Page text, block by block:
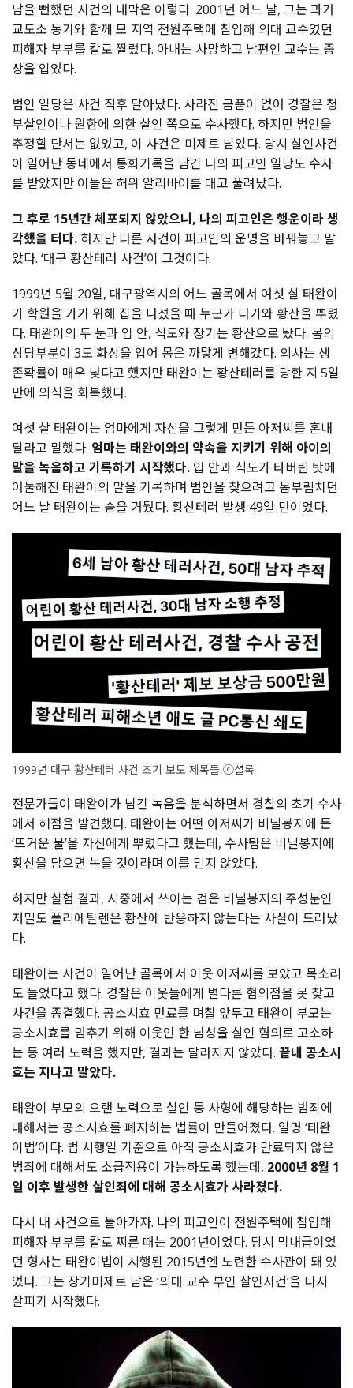
남을 뻔했던 사건의 내막은 이렇다. 2001년 어느 날, 그는 과거
교도소 동기와 함께 모 지역 전원주택에 침입해 의대 교수였던
피해자 부부를 칼로 찔렀다. 아내는 사망하고 남편인 교수는 중
상을 입었다.
범인 일당은 사건 직후 달아났다. 사라진 금품이 없어 경찰은 청
부살인이나 원한에 의한 살인 쪽으로 수사했다. 하지만 범인을
추정할 단서는 없었고, 이 사건은 미제로 남았다. 당시 살인사건
이 일어난 동네에서 통화기록을 남긴 나의 피고인 일당도 수사
를 받았지만 이들은 허위 알리바이를 대고 풀려났다.
그 후로 15년간 체포되지 않았으니, 나의 피고인은 행운이라 생
각했을 터다. 하지만 다른 사건이 피고인의 운명을 바꿔놓고 말
았다. ‘대구 황산테러 사건’이 그것이다.
1999년 5월 20일, 대구광역시의 어느 골목에서 여섯 살 태완이
가 학원을 가기 위해 집을 나섰을 때 누군가 다가와 황산을 뿌렸
다. 태완이의 두 눈과 입 안, 식도와 장기는 황산으로 탔다. 몸의
상당부분이 3도 화상을 입어 몸은 까맣게 변해갔다. 의사는 생
존확률이 매우 낮다고 했지만 태완이는 황산테러를 당한 지 5일
만에 의식을 회복했다.
여섯 살 태완이는 엄마에게 자신을 그렇게 만든 아저씨를 혼내
달라고 말했다. 엄마는 태완이와의 약속을 지키기 위해 아이의
말을 녹음하고 기록하기 시작했다. 입 안과 식도가 타버린 탓에
어눌해진 태완이의 말을 기록하며 범인을 찾으려고 몸부림치던
어느 날 태완이는 숨을 거뒀다. 황산테러 발생 49일 만이었다.
1999년 대구 황산테러 사건 초기 보도 제목들 ⓒ셜록
전문가들이 태완이가 남긴 녹음을 분석하면서 경찰의 초기 수사
에서 허점을 발견했다. 태완이는 어떤 아저씨가 비닐봉지에 든
‘뜨거운 물’을 자신에게 뿌렸다고 했는데, 수사팀은 비닐봉지에
황산을 담으면 녹을 것이라며 이를 믿지 않았다.
하지만 실험 결과, 시중에서 쓰이는 검은 비닐봉지의 주성분인
저밀도 폴리에틸렌은 황산에 반응하지 않는다는 사실이 드러났
다.
태완이는 사건이 일어난 골목에서 이웃 아저씨를 보았고 목소리
도 들었다고 했다. 경찰은 이웃들에게 별다른 혐의점을 못 찾고
사건을 종결했다. 공소시효 만료를 며칠 앞두고 태완이 부모는
공소시효를 멈추기 위해 이웃인 한 남성을 살인 혐의로 고소하
는 등 여러 노력을 했지만, 결과는 달라지지 않았다. 끝내 공소시
효는 지나고 말았다.
태완이 부모의 오랜 노력으로 살인 등 사형에 해당하는 범죄에
대해서는 공소시효를 폐지하는 법률이 만들어졌다. 일명 ‘태완
이법’이다. 법 시행일 기준으로 아직 공소시효가 만료되지 않은
범죄에 대해서도 소급적용이 가능하도록 했는데, 2000년 8월 1
일 이후 발생한 살인죄에 대해 공소시효가 사라졌다.
다시 내 사건으로 돌아가자. 나의 피고인이 전원주택에 침입해
피해자 부부를 칼로 찌른 때는 2001년이었다. 당시 막내급이었
던 형사는 태완이법이 시행된 2015년엔 노련한 수사관이 돼 있
었다. 그는 장기미제로 남은 ‘의대 교수 부인 살인사건’을 다시
살피기 시작했다.